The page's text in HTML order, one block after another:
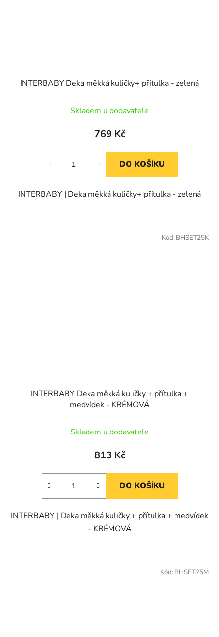
INTERBABY Deka měkká kuličky+ přítulka - zelená
Skladem u dodavatele
769 Kč
DO KOŠÍKU
INTERBABY | Deka měkká kuličky+ přítulka - zelená
INTERBABY Deka měkká kuličky + přítulka +
medvídek - KRÉMOVÁ
Skladem u dodavatele
813 Kč
DO KOŠÍKU
INTERBABY | Deka měkká kuličky + přítulka + medvídek
- KRÉMOVÁ
Kód: BHSET25K
Kód: BHSET25M